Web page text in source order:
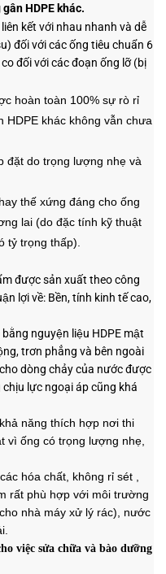
HDPE khác.
kết với nhau nhanh và dễ
đối với các ống tiêu chuẩn 6
đối với các đoạn ống lỡ (bị
hoàn toàn 100% sự rò rỉ
HDPE khác không vẫn chưa
đặt do trọng lượng nhẹ và
thế xứng đáng cho ống
lai (do đặc tính kỹ thuật
tỷ trọng thấp).
được sản xuất theo công
lợi về: Bền, tính kinh tế cao,
bằng nguyện liệu HDPE mật
trơn phẳng và bên ngoài
dòng chảy của nước được
lực ngoại áp cũng khá
năng thích hợp nơi thi
vì ống có trọng lượng nhẹ,
hóa chất , không rỉ sét ,
rất phù hợp với môi trường
nhà máy xử lý rác), nước
việc sửa chữa và bào dưỡng